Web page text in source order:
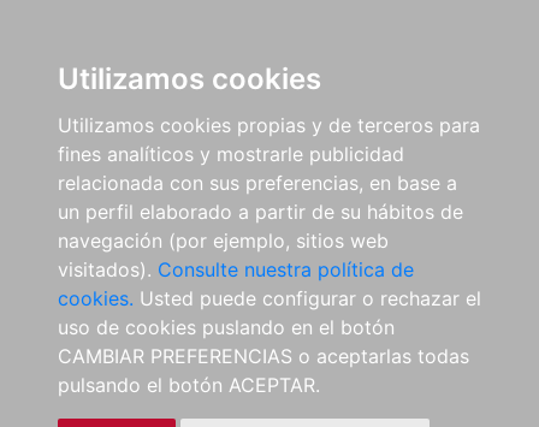
Utilizamos cookies
Utilizamos cookies propias y de terceros para
fines analíticos y mostrarle publicidad
relacionada con sus preferencias, en base a
un perfil elaborado a partir de su hábitos de
navegación (por ejemplo, sitios web
visitados). Consulte nuestra política de
cookies. Usted puede configurar o rechazar el
uso de cookies puslando en el botón
CAMBIAR PREFERENCIAS o aceptarlas todas
pulsando el botón ACEPTAR.